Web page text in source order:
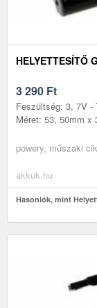
HELYETTESÍTŐ
3 290 Ft
Feszültség: 3, 7V -
Méret: 53, 50mm x
powery, műszaki
akkuk.hu
Hasonlók, mint